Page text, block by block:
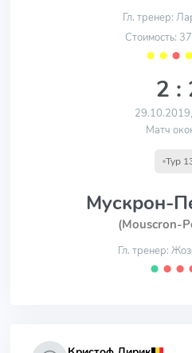
Гл. тренер:
Стоимость:
⬤ ⬤ ⬤ ⬤
2 :
Матч
Тур
Мускрон-
(Mouscron-
Гл. тренер:
⬤ ⬤ ⬤